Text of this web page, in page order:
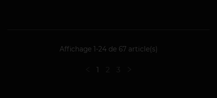
Affichage 1-24 de 67 article(s)
1 2 3